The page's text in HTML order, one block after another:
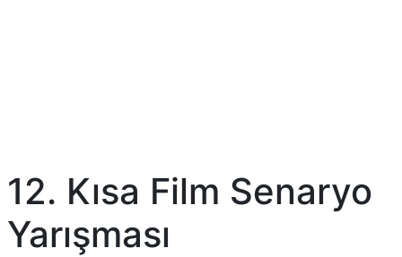
12. Kısa Film Senaryo
Yarışması